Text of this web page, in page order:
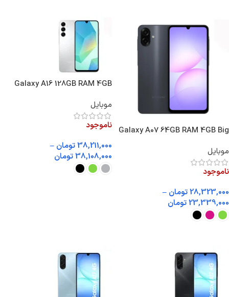
Galaxy A07 64GB RAM 4GB Big
موبایل
ناموجود
28,323,000تومان –
23,339,000تومان
Galaxy A16 128GB RAM 4GB
موبایل
ناموجود
38,211,000تومان –
38,108,000تومان